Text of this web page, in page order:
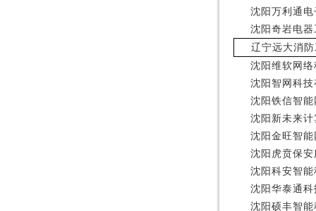
沈阳万利通
沈阳奇岩电
辽宁远大消
沈阳维软网
沈阳智网科
沈阳铁信智
沈阳新未来
沈阳金旺智
沈阳虎贲保
沈阳科安智
沈阳华泰通
沈阳硕丰智